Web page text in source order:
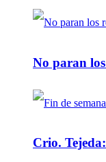
No paran
Crio.